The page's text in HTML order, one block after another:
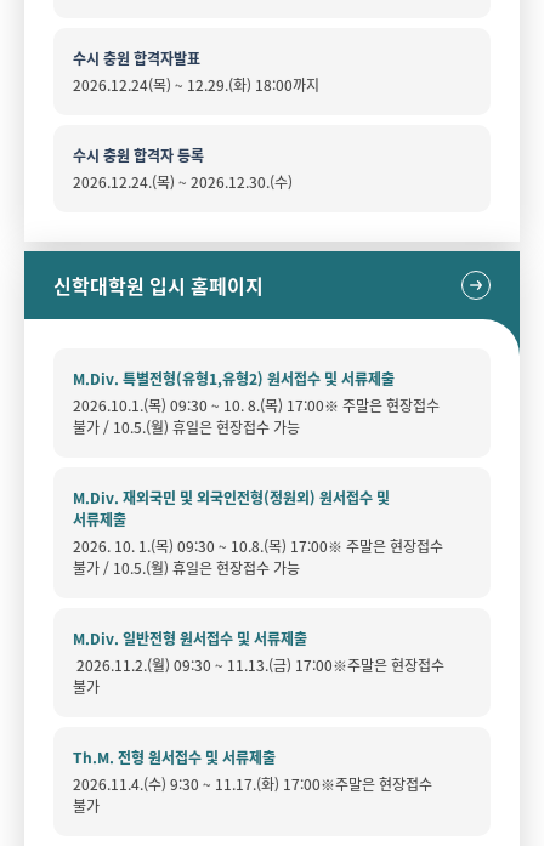
수시 충원 합격자발표
2026.12.24(목) ~ 12.29.(화) 18:00까지
수시 충원 합격자 등록
2026.12.24.(목) ~ 2026.12.30.(수)
신학대학원 입시 홈페이지
M.Div. 특별전형(유형1,유형2) 원서접수 및 서류제출
2026.10.1.(목) 09:30 ~ 10. 8.(목) 17:00※ 주말은 현장접수
불가 / 10.5.(월) 휴일은 현장접수 가능
M.Div. 재외국민 및 외국인전형(정원외) 원서접수 및
서류제출
2026. 10. 1.(목) 09:30 ~ 10.8.(목) 17:00※ 주말은 현장접수
불가 / 10.5.(월) 휴일은 현장접수 가능
M.Div. 일반전형 원서접수 및 서류제출
2026.11.2.(월) 09:30 ~ 11.13.(금) 17:00※주말은 현장접수
불가
Th.M. 전형 원서접수 및 서류제출
2026.11.4.(수) 9:30 ~ 11.17.(화) 17:00※주말은 현장접수
불가